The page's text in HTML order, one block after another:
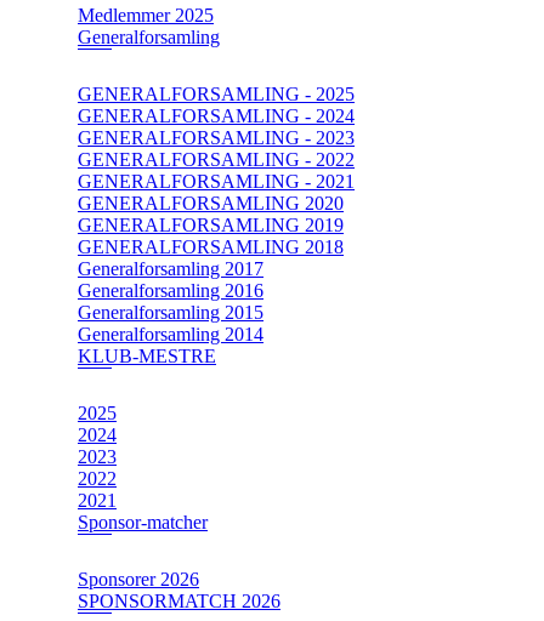
Medlemmer 2025
Generalforsamling
GENERALFORSAMLING - 2025
GENERALFORSAMLING - 2024
GENERALFORSAMLING - 2023
GENERALFORSAMLING - 2022
GENERALFORSAMLING - 2021
GENERALFORSAMLING 2020
GENERALFORSAMLING 2019
GENERALFORSAMLING 2018
Generalforsamling 2017
Generalforsamling 2016
Generalforsamling 2015
Generalforsamling 2014
KLUB-MESTRE
2025
2024
2023
2022
2021
Sponsor-matcher
Sponsorer 2026
SPONSORMATCH 2026